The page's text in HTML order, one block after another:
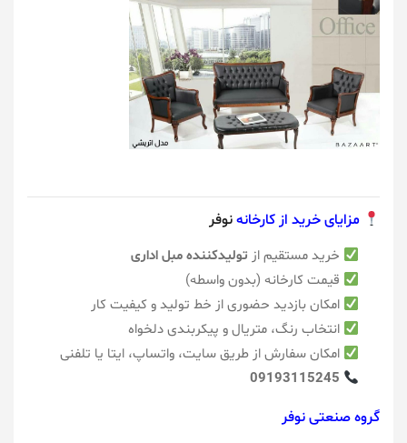
مزایای خرید از کارخانهنوفر
خرید مستقیم از تولیدکننده مبل اداری
قیمت کارخانه (بدون واسطه)
امکان بازدید حضوری از خط تولید و کیفیت کار
انتخاب رنگ، متریال و پیکربندی دلخواه
امکان سفارش از طریق سایت، واتساپ، ایتا یا تلفنی
09193115245
گروه صنعتی نوفر